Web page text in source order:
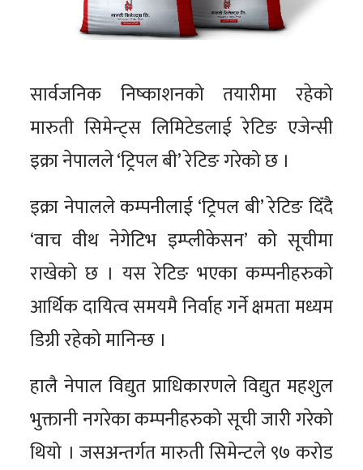
सार्वजनिक निष्काशनको तयारीमा रहेको
मारुती सिमेन्ट्स लिमिटेडलाई रेटिङ एजेन्सी
इक्रा नेपालले ‘ट्रिपल बी’ रेटिङ गरेको छ ।
इक्रा नेपालले कम्पनीलाई ‘ट्रिपल बी’ रेटिङ दिँदै
‘वाच वीथ नेगेटिभ इम्प्लीकेसन’ को सूचीमा
राखेको छ । यस रेटिङ भएका कम्पनीहरुको
आर्थिक दायित्व समयमै निर्वाह गर्ने क्षमता मध्यम
डिग्री रहेको मानिन्छ ।
हालै नेपाल विद्युत प्राधिकारणले विद्युत महशुल
भुक्तानी नगरेका कम्पनीहरुको सूची जारी गरेको
थियो । जसअन्तर्गत मारुती सिमेन्टले ९७ करोड